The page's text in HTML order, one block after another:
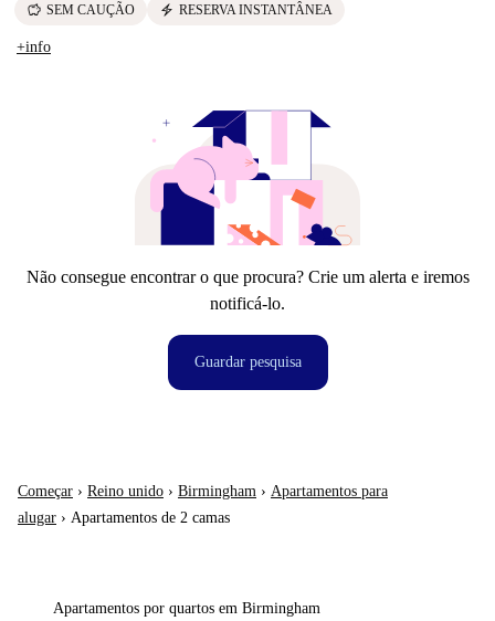
savings SEM CAUÇÃO electric_bolt RESERVA INSTANTÂNEA
+info
Não consegue encontrar o que procura? Crie um alerta e iremos
notificá-lo.
Guardar pesquisa
Começar › Reino unido › Birmingham › Apartamentos para
alugar › Apartamentos de 2 camas
Apartamentos por quartos em Birmingham